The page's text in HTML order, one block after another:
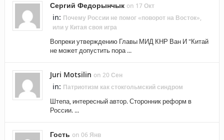
Сергий Федорынчык on 17 Окт
in: Почему России не помог «поворот на Восток»,
или у Китая своя игра
Вопреки утверждению Главы МИД КНР Ван И "Китай
не может допустить пора ...
Juri Motsilin on 20 Сен
in: Патриотизм как стокгольмский синдром
Штепа, интересный автор. Сторонник реформ в
России. ...
Гость on 06 Янв